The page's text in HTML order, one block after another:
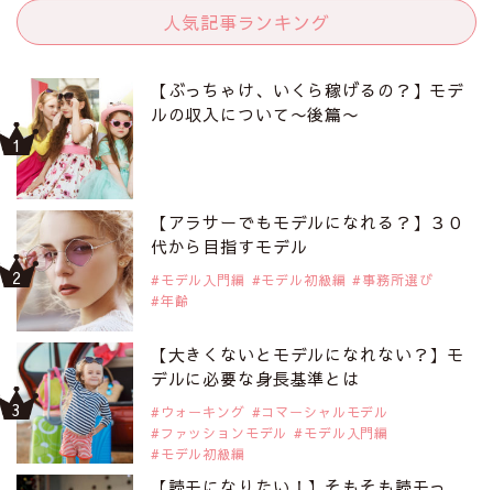
人気記事ランキング
【ぶっちゃけ、いくら稼げるの？】モデ
ルの収入について〜後篇〜
【アラサーでもモデルになれる？】３０
代から目指すモデル
モデル入門編 モデル初級編
事務所選び
年齢
【大きくないとモデルになれない？】モ
デルに必要な身長基準とは
ウォーキング
コマーシャルモデル
ファッションモデル
モデル入門編
モデル初級編